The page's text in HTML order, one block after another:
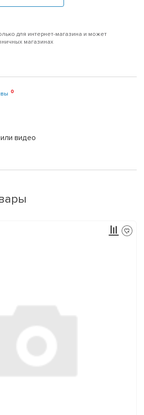
для интернет-магазина и может
магазинах
видео